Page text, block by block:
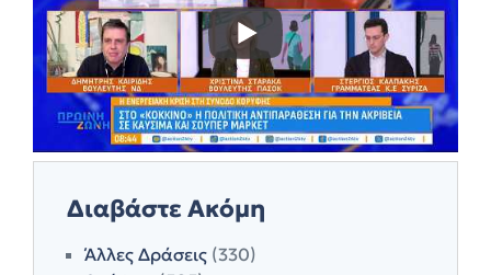
Διαβάστε Ακόμη
Άλλες Δράσεις (330)